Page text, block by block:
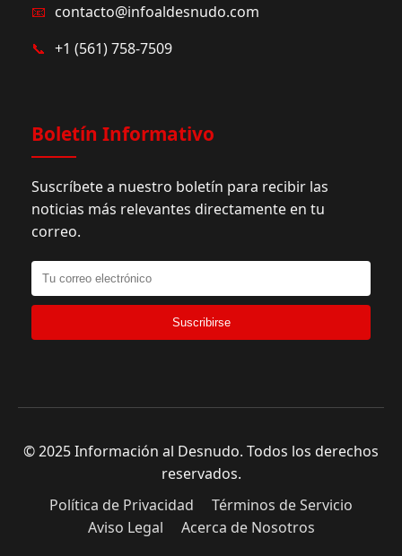
📧 contacto@infoaldesnudo.com
📞 +1 (561) 758-7509
Boletín Informativo
Suscríbete a nuestro boletín para recibir las
noticias más relevantes directamente en tu
correo.
Suscribirse
© 2025 Información al Desnudo. Todos los derechos
reservados.
Política de Privacidad
Términos de Servicio
Aviso Legal
Acerca de Nosotros